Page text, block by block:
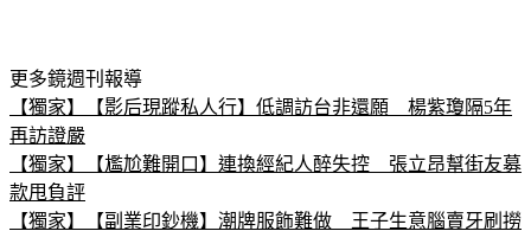
更多鏡週刊報導
【獨家】【影后現蹤私人行】低調訪台非還願　楊紫瓊隔5年
再訪證嚴
【獨家】【尷尬難開口】連換經紀人醉失控　張立昂幫街友募
款甩負評
【獨家】【副業印鈔機】潮牌服飾難做　王子生意腦賣牙刷撈